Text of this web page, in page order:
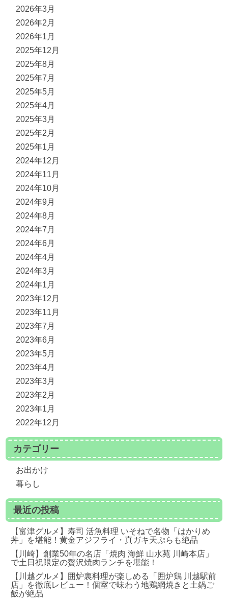
2026年3月
2026年2月
2026年1月
2025年12月
2025年8月
2025年7月
2025年5月
2025年4月
2025年3月
2025年2月
2025年1月
2024年12月
2024年11月
2024年10月
2024年9月
2024年8月
2024年7月
2024年6月
2024年4月
2024年3月
2024年1月
2023年12月
2023年11月
2023年7月
2023年6月
2023年5月
2023年4月
2023年3月
2023年2月
2023年1月
2022年12月
カテゴリー
お出かけ
暮らし
最近の投稿
【富津グルメ】寿司 活魚料理 いそねで名物「はかりめ
丼」を堪能！黄金アジフライ・真ガキ天ぷらも絶品
【川崎】創業50年の名店「焼肉 海鮮 山水苑 川崎本店」
で土日祝限定の贅沢焼肉ランチを堪能！
【川越グルメ】囲炉裏料理が楽しめる「囲炉鶏 川越駅前
店」を徹底レビュー！個室で味わう地鶏網焼きと土鍋ご
飯が絶品